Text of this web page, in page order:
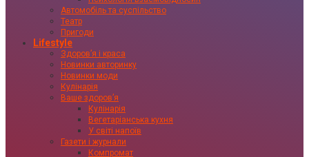
Автомобіль та суспільство
Театр
Пригоди
Lifestyle
Здоровʼя і краса
Новинки авторинку
Новинки моди
Кулінарія
Ваше здоровʼя
Кулінарія
Вегетаріанська кухня
У світі напоїв
Газети і журнали
Компромат